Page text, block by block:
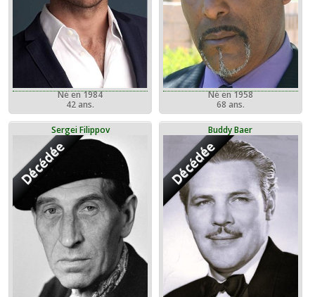
Né en 1984
42 ans.
Né en 1958
68 ans.
Sergei Filippov
Décédée
Buddy Baer
Décédée